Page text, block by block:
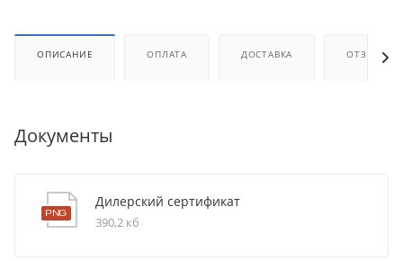
ОПИСАНИЕ ОПЛАТА ДОСТАВКА ОТЗЫВЫ
Документы
Дилерский сертификат
390,2 кб